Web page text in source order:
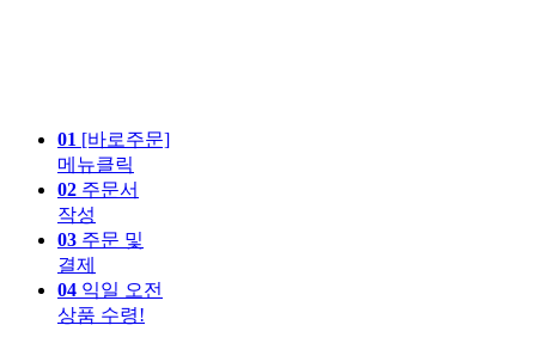
01 [바로주문]
메뉴클릭
02 주문서
작성
03 주문 및
결제
04 익일 오전
상품 수령!